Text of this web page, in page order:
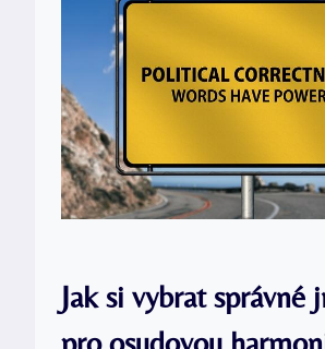
Jak si vybrat správné
pro osudovou